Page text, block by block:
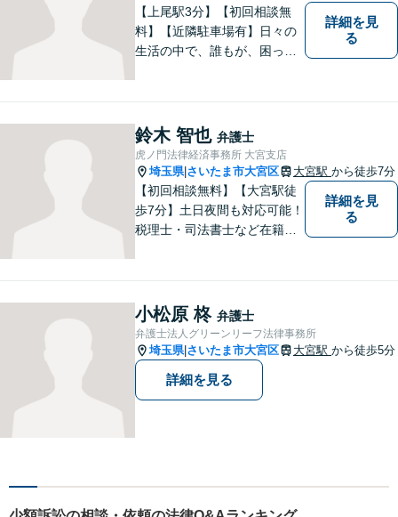
【上尾駅3分】【初回相談無
料】【近隣駐車場有】日々の
生活の中で、誰もが、困っ
なってしまうことがあると思
います。そんな時は、お気軽
に私にご相談ください。
詳細を見
る
鈴木 智也 弁護士
虎ノ門法律経済事務所 大宮支店
埼玉県| さいたま市大宮区 大宮駅 から徒歩7分
【初回相談無料】【大宮駅徒
歩7分】土日夜間も対応可能！
税理士・司法書士など在籍で
す。まずはご相談をお聞かせ
ください。
詳細を見
る
小松原 柊 弁護士
弁護士法人グリーンリーフ法律事務所
埼玉県| さいたま市大宮区 大宮駅 から徒歩5分
詳細を見る